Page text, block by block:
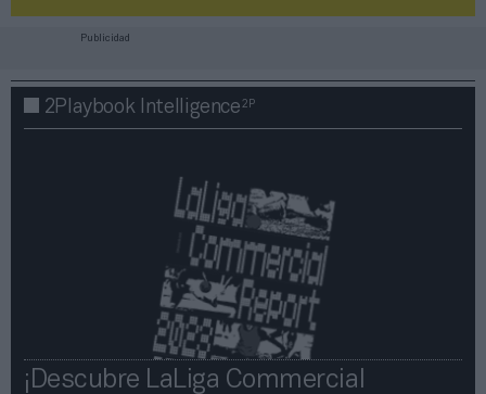
Publicidad
2Playbook Intelligence2P
¡Descubre LaLiga Commercial